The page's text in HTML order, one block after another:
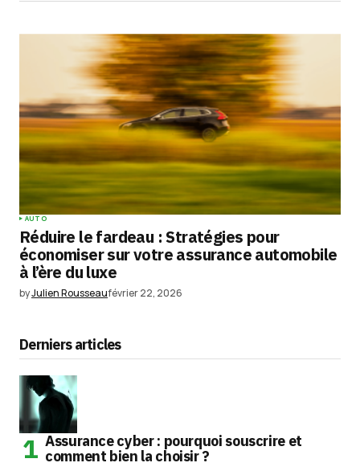
AUTO
Réduire le fardeau : Stratégies pour
économiser sur votre assurance automobile
à l’ère du luxe
byJulien Rousseaufévrier 22, 2026
Derniers articles
Assurance cyber : pourquoi souscrire et
comment bien la choisir ?